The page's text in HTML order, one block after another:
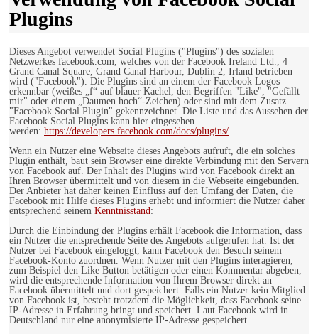
Plugins
Dieses Angebot verwendet Social Plugins ("Plugins") des sozialen
Netzwerkes facebook.com, welches von der Facebook Ireland Ltd., 4
Grand Canal Square, Grand Canal Harbour, Dublin 2, Irland betrieben
wird ("Facebook"). Die Plugins sind an einem der Facebook Logos
erkennbar (weißes „f“ auf blauer Kachel, den Begriffen "Like", "Gefällt
mir" oder einem „Daumen hoch“-Zeichen) oder sind mit dem Zusatz
"Facebook Social Plugin" gekennzeichnet. Die Liste und das Aussehen der
Facebook Social Plugins kann hier eingesehen
werden: https://developers.facebook.com/docs/plugins/.
Wenn ein Nutzer eine Webseite dieses Angebots aufruft, die ein solches
Plugin enthält, baut sein Browser eine direkte Verbindung mit den Servern
von Facebook auf. Der Inhalt des Plugins wird von Facebook direkt an
Ihren Browser übermittelt und von diesem in die Webseite eingebunden.
Der Anbieter hat daher keinen Einfluss auf den Umfang der Daten, die
Facebook mit Hilfe dieses Plugins erhebt und informiert die Nutzer daher
entsprechend seinem Kenntnisstand:
Durch die Einbindung der Plugins erhält Facebook die Information, dass
ein Nutzer die entsprechende Seite des Angebots aufgerufen hat. Ist der
Nutzer bei Facebook eingeloggt, kann Facebook den Besuch seinem
Facebook-Konto zuordnen. Wenn Nutzer mit den Plugins interagieren,
zum Beispiel den Like Button betätigen oder einen Kommentar abgeben,
wird die entsprechende Information von Ihrem Browser direkt an
Facebook übermittelt und dort gespeichert. Falls ein Nutzer kein Mitglied
von Facebook ist, besteht trotzdem die Möglichkeit, dass Facebook seine
IP-Adresse in Erfahrung bringt und speichert. Laut Facebook wird in
Deutschland nur eine anonymisierte IP-Adresse gespeichert.